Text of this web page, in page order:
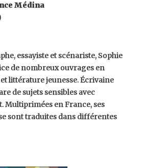
Médina
essayiste et scénariste, Sophie
de nombreux ouvrages en
littérature jeunesse. Écrivaine
de sujets sensibles avec
Multiprimées en France, ses
sont traduites dans différentes